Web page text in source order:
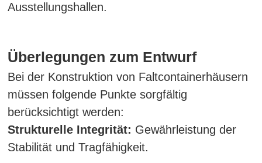
Ausstellungshallen.
Überlegungen zum Entwurf
Bei der Konstruktion von Faltcontainerhäusern
müssen folgende Punkte sorgfältig
berücksichtigt werden:
Strukturelle Integrität: Gewährleistung der
Stabilität und Tragfähigkeit.